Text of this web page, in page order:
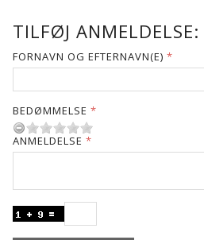
TILFØJ ANMELDELSE:
FORNAVN OG EFTERNAVN(E)
BEDØMMELSE
ANMELDELSE